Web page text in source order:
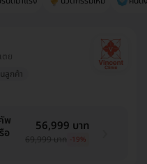
ตย
ลูกค้า
พ
อ
56,999 บาท
69,999 บาท -19%